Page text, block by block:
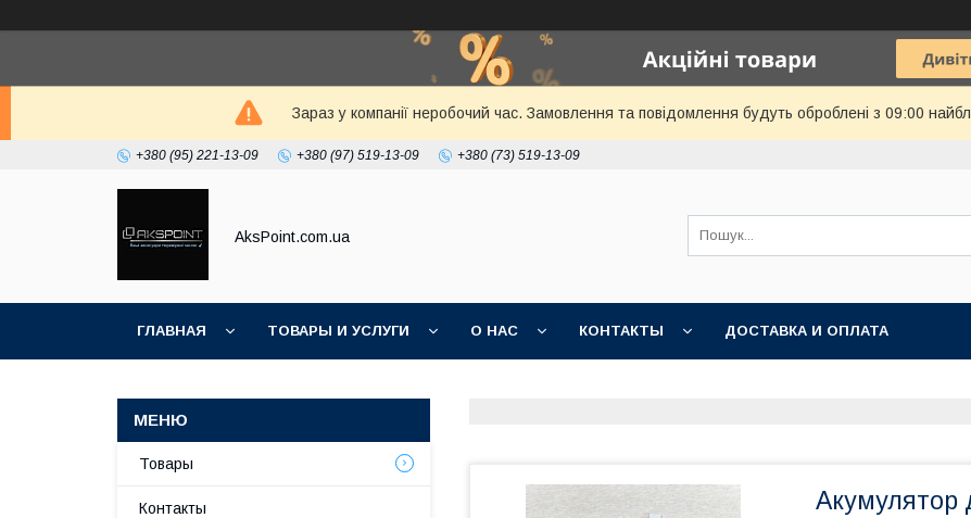
Зараз у компанії неробочий час. Замовлення та повідомлення будуть оброблені з 09:00
+380 (95) 221-13-09 +380 (97) 519-13-09 +380 (73) 519-13-09
AksPoint.com.ua
ГЛАВНАЯ ТОВАРЫ И УСЛУГИ О НАС КОНТАКТЫ ДОСТАВКА И ОПЛАТА
Акумулятор
Товары
Контакты